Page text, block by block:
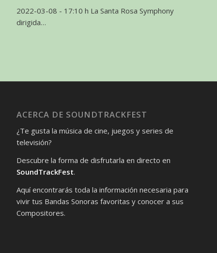
2022-03-08 - 17:10 h La Santa Rosa Symphony
dirigida…
ACERCA DE SOUNDTRACKFEST
¿Te gusta la música de cine, juegos y series de
televisión?
Descubre la forma de disfrutarla en directo en
SoundTrackFest.
Aquí encontrarás toda la información necesaria para
vivir tus Bandas Sonoras favoritas y conocer a sus
Compositores.